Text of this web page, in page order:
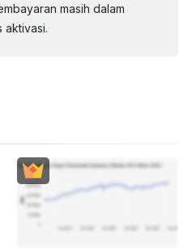
masih dalam
aktivasi.